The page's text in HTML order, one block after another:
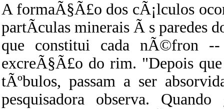
A formaÃ§Ã£o dos cÃ¡lculos
partÃ­culas minerais Ã s paredes
que constitui cada nÃ©fron --
excreÃ§Ã£o do rim. "Depois que
tÃºbulos, passam a ser
pesquisadora observa.